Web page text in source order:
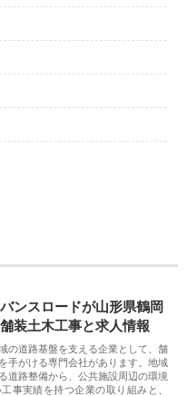
ンスロードが山形県鶴岡
装土木工事と求人情報
の道路基盤を支える企業として、舗
手がける専門会社があります。地域
道路整備から、公共施設周辺の環境
事実績を持つ企業の取り組みと、